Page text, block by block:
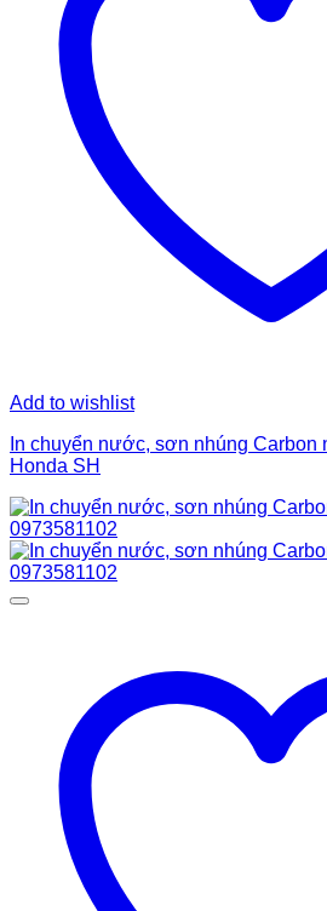
Add to wishlist
In chuyển nước, sơn nhúng Carbon
Honda SH